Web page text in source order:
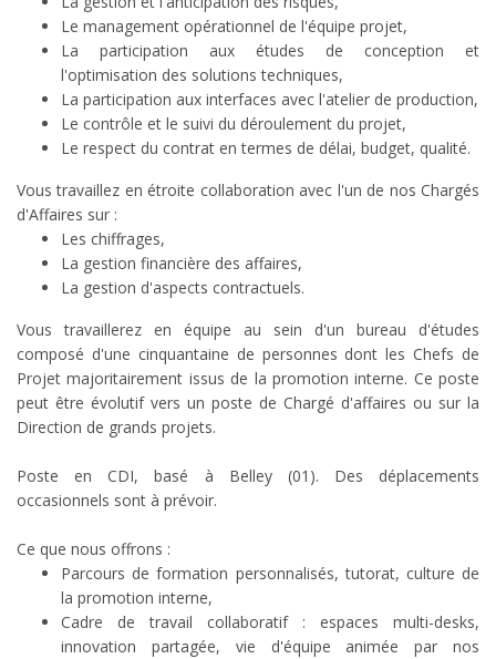
Le management opérationnel de l'équipe projet,
La participation aux études de conception et
l'optimisation des solutions techniques,
La participation aux interfaces avec l'atelier de production,
Le contrôle et le suivi du déroulement du projet,
Le respect du contrat en termes de délai, budget, qualité.
Vous travaillez en étroite collaboration avec l'un de nos Chargés
d'Affaires sur :
Les chiffrages,
La gestion financière des affaires,
La gestion d'aspects contractuels.
Vous travaillerez en équipe au sein d'un bureau d'études
composé d'une cinquantaine de personnes dont les Chefs de
Projet majoritairement issus de la promotion interne. Ce poste
peut être évolutif vers un poste de Chargé d'affaires ou sur la
Direction de grands projets.
Poste en CDI, basé à Belley (01). Des déplacements
occasionnels sont à prévoir.
Ce que nous offrons :
Parcours de formation personnalisés, tutorat, culture de
la promotion interne,
Cadre de travail collaboratif : espaces multi-desks,
innovation partagée, vie d'équipe animée par nos